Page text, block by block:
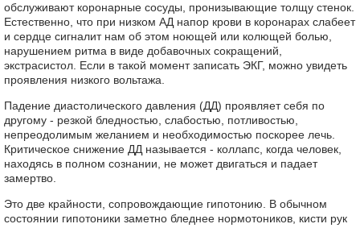
обслуживают коронарные сосуды, пронизывающие толщу стенок.
Естественно, что при низком АД напор крови в коронарах слабеет
и сердце сигналит нам об этом ноющей или колющей болью,
нарушением ритма в виде добавочных сокращений,
экстрасистол. Если в такой момент записать ЭКГ, можно увидеть
проявления низкого вольтажа.
Падение диастолического давления (ДД) проявляет себя по
другому - резкой бледностью, слабостью, потливостью,
непреодолимым желанием и необходимостью поскорее лечь.
Критическое снижение ДД называется - коллапс, когда человек,
находясь в полном сознании, не может двигаться и падает
замертво.
Это две крайности, сопровождающие гипотонию. В обычном
состоянии гипотоники заметно бледнее нормотоников, кисти рук